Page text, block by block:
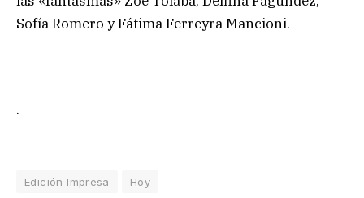
Sofía Romero y Fátima Ferreyra Mancioni.
.
Edición Impresa Hoy